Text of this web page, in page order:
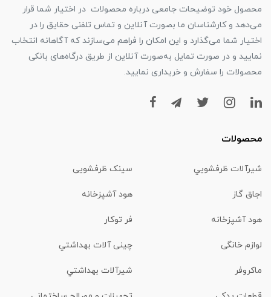
محصول خود توضیحات جامعی درباره محصولات در اختیار شما قرار
می‌دهد و کارشناسان ما بصورت آنلاین و تماس تلفنی حقایق را در
اختیار شما می‌گذارد و این امکان را فراهم می‌سازند که آگاهانه انتخاب
نمایید و در صورت تمایل به‌صورت آنلاین از طریق درگاه‌های بانکی
محصولات را سفارش و خریداری نمایید.
محصولات
شیرآلات ظرفشويي سینک ظرفشویی
اجاق گاز هود آشپزخانه
هود آشپزخانه فر توکار
لوازم خانگی چینی آلات بهداشتي
ماكروفر شیرآلات بهداشتي